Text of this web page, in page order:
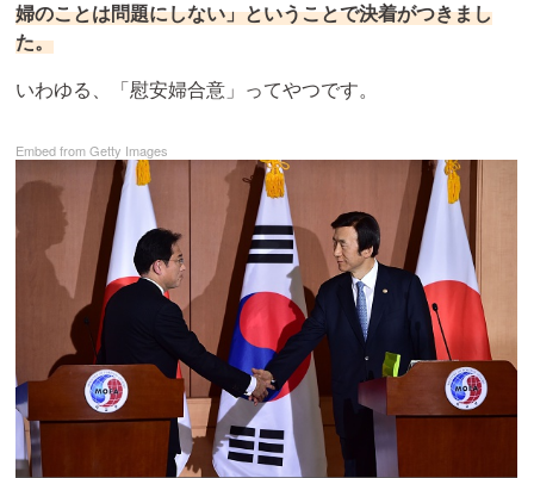
婦のことは問題にしない」ということで決着がつきまし
た。
いわゆる、「慰安婦合意」ってやつです。
Embed from Getty Images